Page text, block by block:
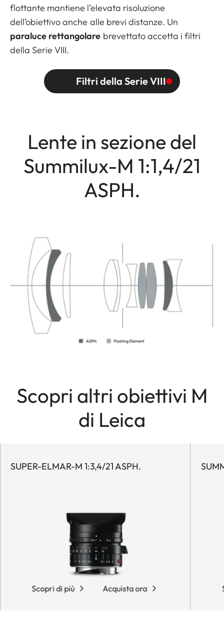
flottante mantiene l’elevata risoluzione
dell’obiettivo anche alle brevi distanze. Un
paraluce rettangolare brevettato accetta i filtri
della Serie VIII.
Filtri della Serie VIII
Lente in sezione del
Summilux-M 1:1,4/21
ASPH.
Scopri altri obiettivi M
di Leica
SUPER-ELMAR-M 1:3,4/21 ASPH.
Scopri di più Acquista ora